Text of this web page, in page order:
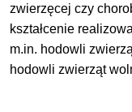
zwierzęcej czy
kształcenie
m.in. hodowli
hodowli zwierząt